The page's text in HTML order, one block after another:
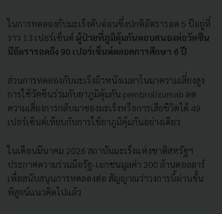
ในการทดลองกับมะเร็งตับอ่อนซึ่งปกติอัตรารอด 5 ปีอยู่ที่
ราว 13 เปอร์เซ็นต์ ผู้ป่วยที่ภูมิคุ้มกันตอบสนองต่อวัคซีน
มีอัตรารอดถึง 90 เปอร์เซ็นต์ตลอดการศึกษา 6 ปี
ส่วนการทดลองกับมะเร็งผิวหนังเมลาโนมาความเสี่ยงสูง
การใช้วัคซีนร่วมกับยาภูมิคุ้มกัน pembrolizumab ลด
ความเสี่ยงการกลับมาของมะเร็งหรือการเสียชีวิตได้ 49
เปอร์เซ็นต์เทียบกับการใช้ยาภูมิคุ้มกันอย่างเดียว
ในเดือนมีนาคม 2026 สถาบันมะเร็งแห่งชาติสหรัฐฯ
ประกาศความร่วมมือรัฐ-เอกชนมูลค่า 200 ล้านดอลลาร์
เพื่อสนับสนุนการทดลองต่อ สัญญาณว่าวงการนี้ผ่านขั้น
พิสูจน์แนวคิดไปแล้ว